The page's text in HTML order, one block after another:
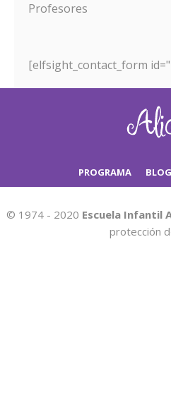
Profesores
[elfsight_contact_form
PROGRAMA BLOG
© 1974 - 2020 Escuela Infantil
protección